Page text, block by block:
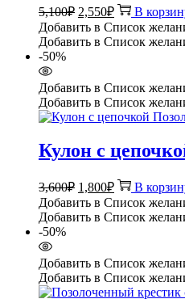
5,100₽ Первоначальная
цена
составляла
2,550₽Текущая
цена:
2,550₽.
В
Добавить в Список
Добавить в Список
-50%
Добавить в Список
Добавить в Список
Кулон с
3,600₽ Первоначальная
цена
составляла
1,800₽Текущая
цена:
1,800₽.
В
Добавить в Список
Добавить в Список
-50%
Добавить в Список
Добавить в Список